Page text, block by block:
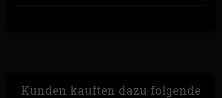
Kunden kauften dazu folgende